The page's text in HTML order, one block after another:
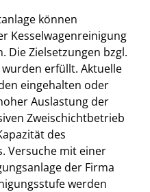
können
Kesselwagenreinigung
Die Zielsetzungen bzgl.
erfüllt. Aktuelle
eingehalten oder
Auslastung der
Zweischichtbetrieb
des
Versuche mit einer
der Firma
werden